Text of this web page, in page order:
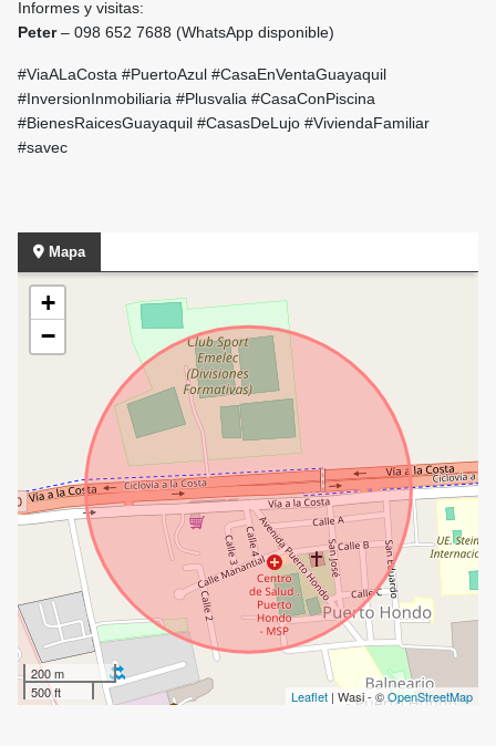
Informes y visitas:
Peter– 098 652 7688 (WhatsApp disponible)
#ViaALaCosta #PuertoAzul #CasaEnVentaGuayaquil
#InversionInmobiliaria #Plusvalia #CasaConPiscina
#BienesRaicesGuayaquil #CasasDeLujo #ViviendaFamiliar
#savec
Mapa
+
−
200 m
500 ft
Leaflet | Wasi - ©OpenStreetMap